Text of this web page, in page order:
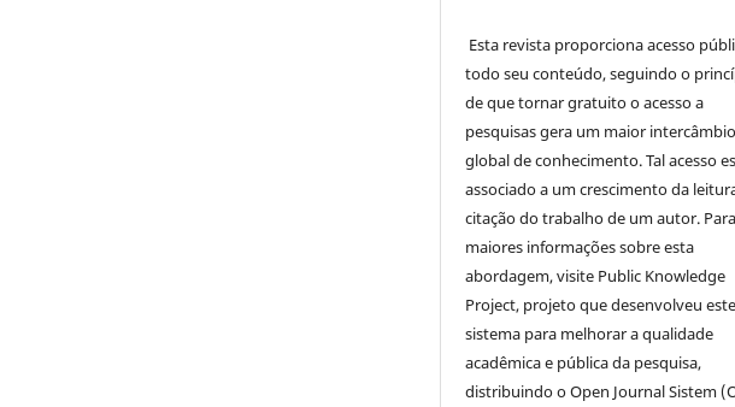
Esta revista proporciona acesso
todo seu conteúdo, seguindo o
de que tornar gratuito o acesso a
pesquisas gera um maior intercâmbio
global de conhecimento. Tal acesso
associado a um crescimento da
citação do trabalho de um autor. Para
maiores informações sobre esta
abordagem, visite Public Knowledge
Project, projeto que desenvolveu este
sistema para melhorar a qualidade
acadêmica e pública da pesquisa,
distribuindo o Open Journal Sistem